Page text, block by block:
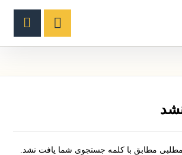
مطابق با کلمه جستجوی شما یافت نشد.